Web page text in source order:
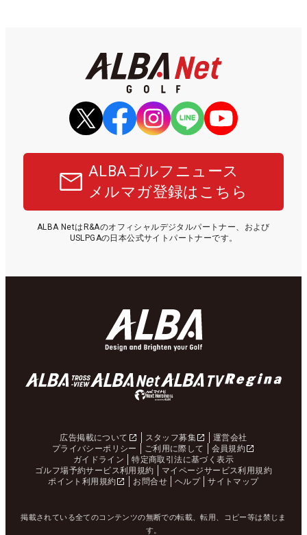
ALBAゴルフニュース
メルマガ登録はこちら
ALBA NetはR&Aのオフィシャルデジタルパートナー、および
USLPGAの日本公式サイトパートナーです。
広告掲載について スタッフ募集
運営会社
プライバシーポリシー
ご利用に際して
会員規約
ガイドライン
特定商取引法に基づく表示
ゴルフ場予約サービス利用規約
マイページサービス利用規約
ポイント利用規約
お問合せ ヘルプ サイトマップ
掲載されている全てのコンテンツの無断での転載、転用、コピー等は禁じま
す。